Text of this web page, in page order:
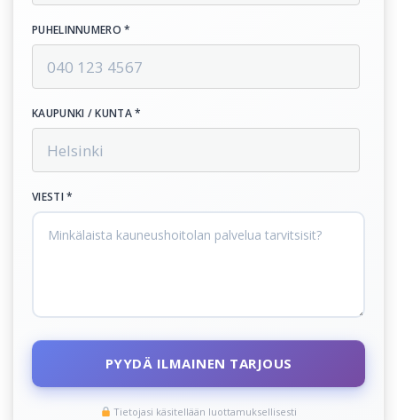
PUHELINNUMERO *
KAUPUNKI / KUNTA *
VIESTI *
PYYDÄ ILMAINEN TARJOUS
Tietojasi käsitellään luottamuksellisesti